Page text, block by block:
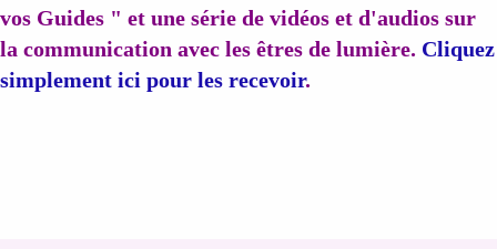
vos Guides " et une série de vidéos et d'audios sur
la communication avec les êtres de lumière. Cliquez
simplement ici pour les recevoir.